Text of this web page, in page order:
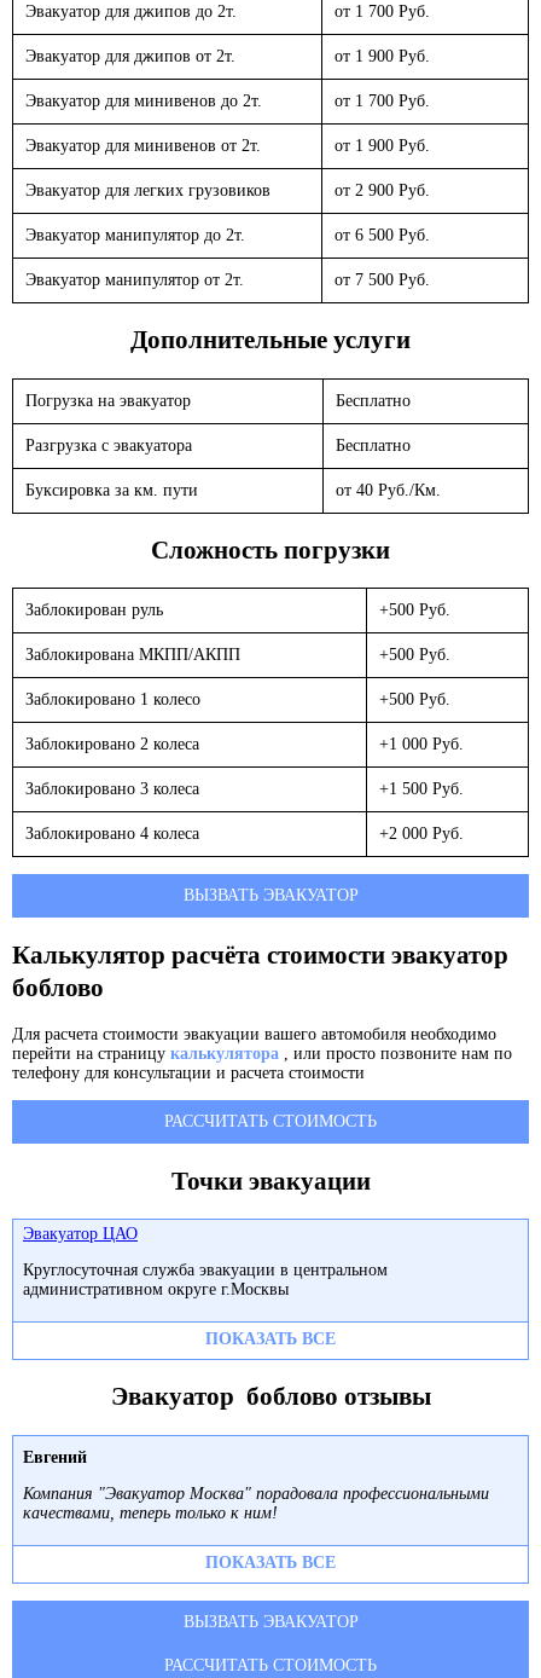
Эвакуатор для джипов до 2т. от 1 700 Руб.
Эвакуатор для джипов от 2т. от 1 900 Руб.
Эвакуатор для минивенов до 2т. от 1 700 Руб.
Эвакуатор для минивенов от 2т. от 1 900 Руб.
Эвакуатор для легких грузовиков от 2 900 Руб.
Эвакуатор манипулятор до 2т. от 6 500 Руб.
Эвакуатор манипулятор от 2т. от 7 500 Руб.
Дополнительные услуги
Погрузка на эвакуатор Бесплатно
Разгрузка с эвакуатора Бесплатно
Буксировка за км. пути от 40 Руб./Км.
Сложность погрузки
Заблокирован руль +500 Руб.
Заблокирована МКПП/АКПП +500 Руб.
Заблокировано 1 колесо +500 Руб.
Заблокировано 2 колеса +1 000 Руб.
Заблокировано 3 колеса +1 500 Руб.
Заблокировано 4 колеса +2 000 Руб.
ВЫЗВАТЬ ЭВАКУАТОР
Калькулятор расчёта стоимости эвакуатор
боблово
Для расчета стоимости эвакуации вашего автомобиля необходимо
перейти на страницу калькулятора , или просто позвоните нам по
телефону для консультации и расчета стоимости
РАССЧИТАТЬ СТОИМОСТЬ
Точки эвакуации
Эвакуатор ЦАО
Круглосуточная служба эвакуации в центральном
административном округе г.Москвы
ПОКАЗАТЬ ВСЕ
Эвакуатор боблово отзывы
Евгений
Компания "Эвакуатор Москва" порадовала профессиональными
качествами, теперь только к ним!
ПОКАЗАТЬ ВСЕ
ВЫЗВАТЬ ЭВАКУАТОР
РАССЧИТАТЬ СТОИМОСТЬ